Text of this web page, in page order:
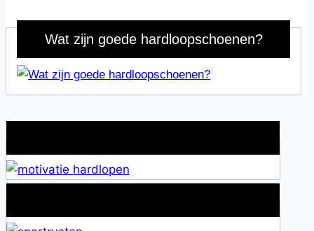
Wat zijn goede hardloopschoenen?